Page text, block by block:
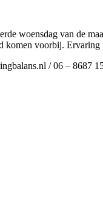
woensdag van de
komen voorbij.
/ 06 – 8687